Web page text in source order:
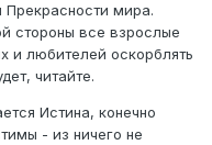
мира.
стороны все взрослые
любителей оскорблять
читайте.
Истина, конечно
- из ничего не